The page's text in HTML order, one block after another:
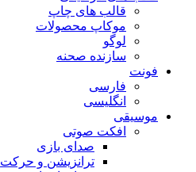
قالب های چاپ
موکاپ محصولات
لوگو
سازنده صحنه
فونت
فارسی
انگلیسی
موسیقی
افکت صوتی
صدای بازی
ترانزیشن و حرکت